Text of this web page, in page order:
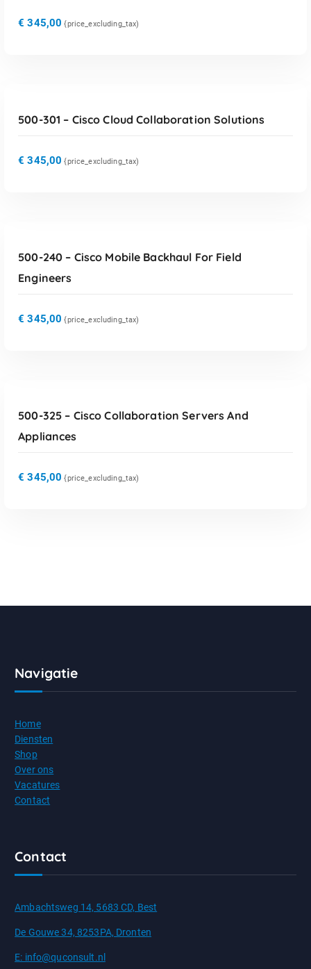
€ 345,00 {price_excluding_tax)
500-301 – Cisco Cloud Collaboration Solutions
€ 345,00 {price_excluding_tax)
500-240 – Cisco Mobile Backhaul For Field
Engineers
€ 345,00 {price_excluding_tax)
500-325 – Cisco Collaboration Servers And
Appliances
€ 345,00 {price_excluding_tax)
Navigatie
Home
Diensten
Shop
Over ons
Vacatures
Contact
Contact
Ambachtsweg 14, 5683 CD, Best
De Gouwe 34, 8253PA, Dronten
E: info@quconsult.nl